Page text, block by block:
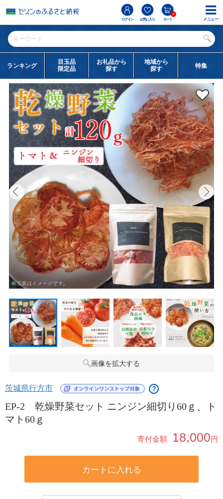
ログイン お気に入り カート
0
ランキング
目玉品
限定品
お礼品から
探す
地域から
探す
特集
画像を拡大する
茨城県行方市 ？
EP-2 乾燥野菜セット ニンジン細切り60ｇ、ト
マト60ｇ
寄付金額 18,000円
カートに入れる
メニュー